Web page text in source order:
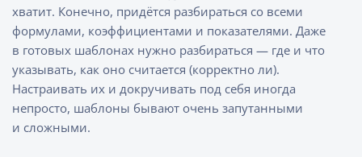
хватит. Конечно, придётся разбираться со всеми
формулами, коэффициентами и показателями. Даже
в готовых шаблонах нужно разбираться — где и что
указывать, как оно считается (корректно ли).
Настраивать их и докручивать под себя иногда
непросто, шаблоны бывают очень запутанными
и сложными.